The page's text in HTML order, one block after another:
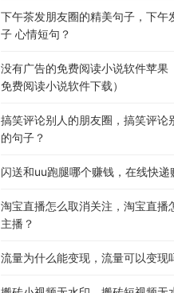
下午茶发朋友圈的精美句子，下午
子 心情短句？
没有广告的免费阅读小说软件苹果
免费阅读小说软件下载）
搞笑评论别人的朋友圈，搞笑评论
的句子？
闪送和uu跑腿哪个赚钱，在线快递
淘宝直播怎么取消关注，淘宝直播
主播？
流量为什么能变现，流量可以变现